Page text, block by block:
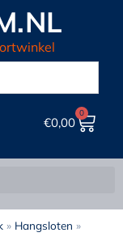
€0,00
0
» Hangsloten »